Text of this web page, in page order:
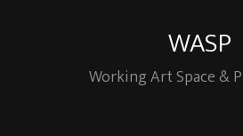
WASP
Working Art Space &